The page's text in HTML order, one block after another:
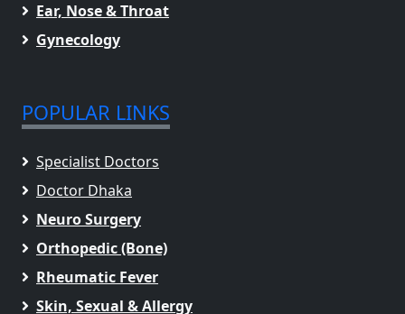
Ear, Nose & Throat
Gynecology
POPULAR LINKS
Specialist Doctors
Doctor Dhaka
Neuro Surgery
Orthopedic (Bone)
Rheumatic Fever
Skin, Sexual & Allergy